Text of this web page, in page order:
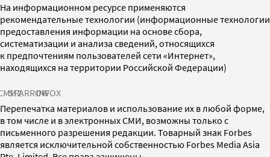
На информационном ресурсе применяются
рекомендательные технологии (информационные технологии
предоставления информации на основе сбора,
систематизации и анализа сведений, относящихся
к предпочтениям пользователей сети «Интернет»,
находящихся на территории Российской Федерации)
SPARROWINFOX
Перепечатка материалов и использование их в любой форме,
в том числе и в электронных СМИ, возможны только с
письменного разрешения редакции. Товарный знак Forbes
является исключительной собственностью Forbes Media Asia